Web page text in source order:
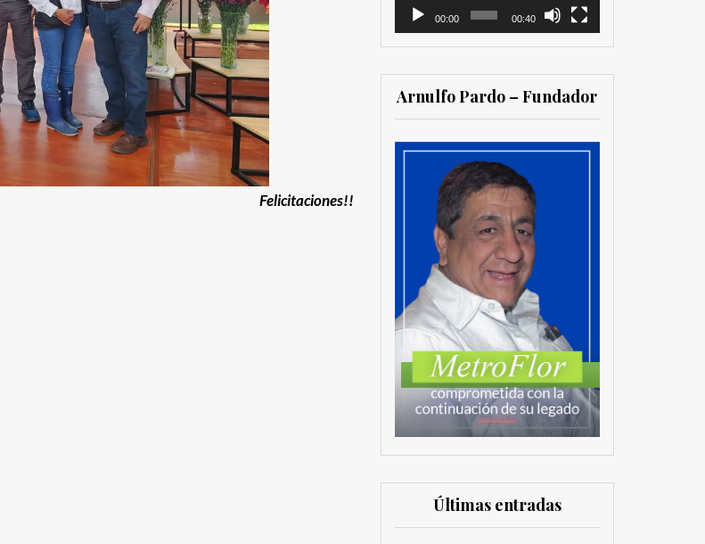
Felicitaciones!!
00:00 00:40
Arnulfo Pardo – Fundador
Últimas entradas